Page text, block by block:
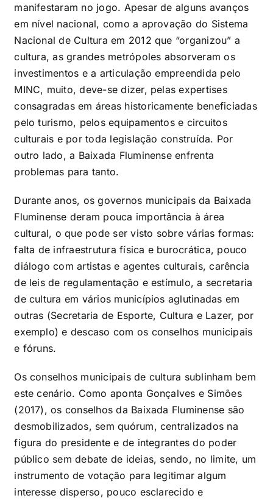
manifestaram no jogo. Apesar de alguns avanços
em nível nacional, como a aprovação do Sistema
Nacional de Cultura em 2012 que “organizou” a
cultura, as grandes metrópoles absorveram os
investimentos e a articulação empreendida pelo
MINC, muito, deve-se dizer, pelas expertises
consagradas em áreas historicamente beneficiadas
pelo turismo, pelos equipamentos e circuitos
culturais e por toda legislação construída. Por
outro lado, a Baixada Fluminense enfrenta
problemas para tanto.
Durante anos, os governos municipais da Baixada
Fluminense deram pouca importância à área
cultural, o que pode ser visto sobre várias formas:
falta de infraestrutura física e burocrática, pouco
diálogo com artistas e agentes culturais, carência
de leis de regulamentação e estímulo, a secretaria
de cultura em vários municípios aglutinadas em
outras (Secretaria de Esporte, Cultura e Lazer, por
exemplo) e descaso com os conselhos municipais
e fóruns.
Os conselhos municipais de cultura sublinham bem
este cenário. Como aponta Gonçalves e Simões
(2017), os conselhos da Baixada Fluminense são
desmobilizados, sem quórum, centralizados na
figura do presidente e de integrantes do poder
público sem debate de ideias, sendo, no limite, um
instrumento de votação para legitimar algum
interesse disperso, pouco esclarecido e